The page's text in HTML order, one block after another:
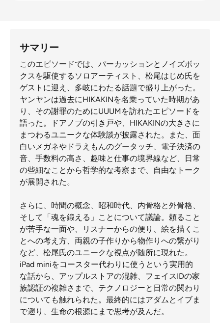
サマリー
このエピソードでは、パーカッションとノイズボッ
クスを駆使するソロアーティスト、松尾はじめ氏を
ゲストに迎え、多岐にわたる話題で盛り上がった。
ヤンヤンは過去にHIKAKINを名乗っていた時期があ
り、その謝罪のためにUUUMを訪れたエピソードを
語った。ドアノブの引き戸や、HIKAKINの大きさに
まつわるユニークな体験談が披露された。また、面
白いメガネやドラえもんのグータッチ、電子決済の
音、手数料の高さ、趣味と仕事の境界線など、日常
の些細なことから哲学的な考察まで、自由なトーク
が展開された。
さらに、時間の概念、昭和時代、内骨格と外骨格、
そして「魂を鍛える」ことについて議論。頼ること
が苦手な一面や、リスナーからの便り、絵を描くこ
とへの考え方、両親の子作りから物作りへの繋がり
など、松尾氏のユニークな視点が随所に現れた。
iPad miniをコースター代わりに使うという実用的
な話から、アップルストアの混雑、フェイスIDの家
族認証の複雑さまで、テクノロジーと日常の関わり
についても触れられた。最終的にはアダムとイブま
で遡り、生命の根源にまで思考が及んだ。